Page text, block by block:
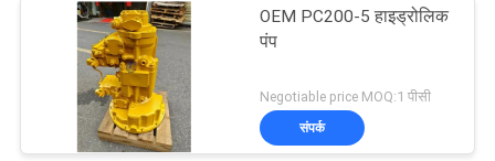
OEM PC200-5 हाइड्रोलिक
पंप
Negotiable price MOQ:1 पीसी
संपर्क